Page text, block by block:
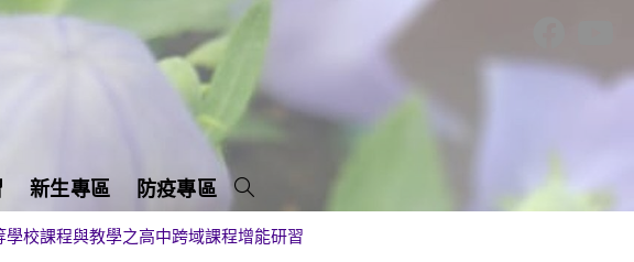
新生專區 防疫專區
學校課程與教學之高中跨域課程增能研習